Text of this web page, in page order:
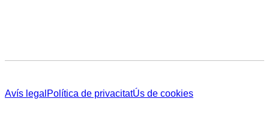
Avís legal Política de privacitatÚs de cookies